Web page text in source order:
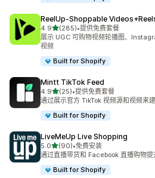
ReelUp‑Shoppable
4.9星（满分 5 星）
(285)
总共 285 条评论
•提供免费套餐
展示 UGC 可购物视频轮播图、
视频
Built for Shopify
Mintt TikTok Feed
4.9星（满分 5 星）
(25)
总共 25 条评论
•提供免费套餐
通过展示官方 TikTok 视频源和视频来建
Built for Shopify
LiveMeUp Live Shopping
5.0星（满分 5 星）
(90)
总共 90 条评论
•免费安装
通过直播带货和 Facebook 直播购物提
Built for Shopify